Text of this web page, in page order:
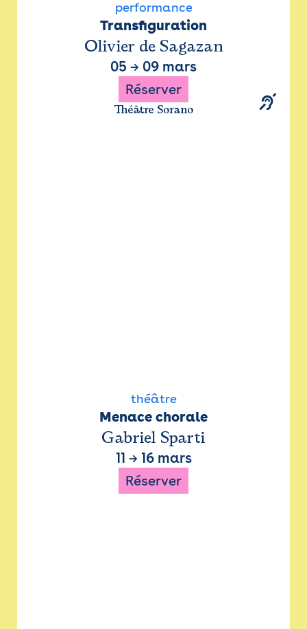
performance
Transfiguration
Olivier de Sagazan
05 → 09 mars
Réserver
Théâtre Sorano
théâtre
Menace chorale
Gabriel Sparti
11 → 16 mars
Réserver